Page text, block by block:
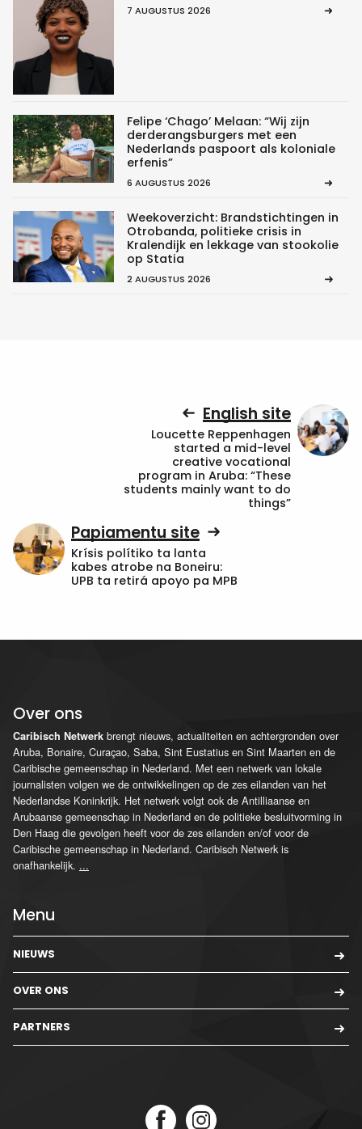
7 AUGUSTUS 2026
Felipe ‘Chago’ Melaan: “Wij zijn
derderangsburgers met een
Nederlands paspoort als koloniale
erfenis”
6 AUGUSTUS 2026
Weekoverzicht: Brandstichtingen in
Otrobanda, politieke crisis in
Kralendijk en lekkage van stookolie
op Statia
2 AUGUSTUS 2026
English site
Loucette Reppenhagen
started a mid-level
creative vocational
program in Aruba: “These
students mainly want to do
things”
Papiamentu site
Krísis polítiko ta lanta
kabes atrobe na Boneiru:
UPB ta retirá apoyo pa MPB
Over ons
Caribisch Netwerk brengt nieuws, actualiteiten en achtergronden over
Aruba, Bonaire, Curaçao, Saba, Sint Eustatius en Sint Maarten en de
Caribische gemeenschap in Nederland. Met een netwerk van lokale
journalisten volgen we de ontwikkelingen op de zes eilanden van het
Nederlandse Koninkrijk. Het netwerk volgt ook de Antilliaanse en
Arubaanse gemeenschap in Nederland en de politieke besluitvorming in
Den Haag die gevolgen heeft voor de zes eilanden en/of voor de
Caribische gemeenschap in Nederland. Caribisch Netwerk is
onafhankelijk. ...
Menu
NIEUWS
OVER ONS
PARTNERS